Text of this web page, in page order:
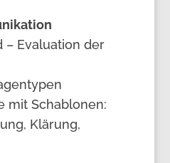
– Evaluation der
mit Schablonen:
Klärung,